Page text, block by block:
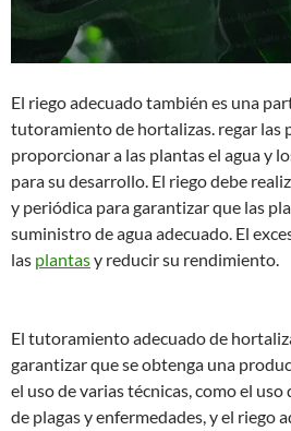
El riego adecuado también es una
tutoramiento de hortalizas. regar las
proporcionar a las plantas el agua y
para su desarrollo. El riego debe
y periódica para garantizar que las
suministro de agua adecuado. El
las plantasy reducir su rendimiento.
El tutoramiento adecuado de
garantizar que se obtenga una
el uso de varias técnicas, como el
de plagas y enfermedades, y el riego